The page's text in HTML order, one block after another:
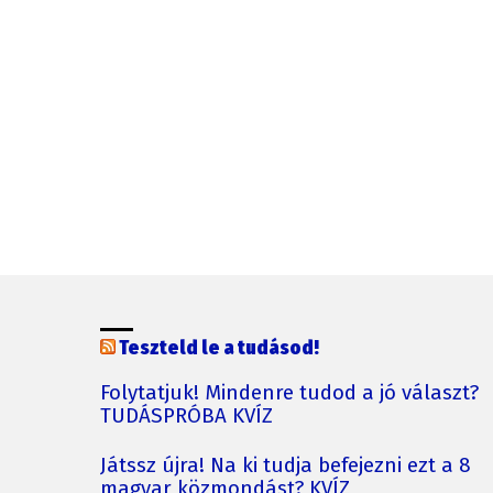
Teszteld le a tudásod!
Folytatjuk! Mindenre tudod a jó választ?
TUDÁSPRÓBA KVÍZ
Játssz újra! Na ki tudja befejezni ezt a 8